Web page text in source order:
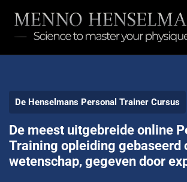
De Henselmans Personal Trainer Cursus
De meest uitgebreide online
Training opleiding gebaseerd
wetenschap, gegeven door